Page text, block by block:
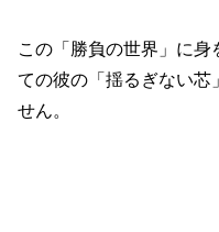
この「勝負の世界」に
ての彼の「揺るぎない芯
せん。